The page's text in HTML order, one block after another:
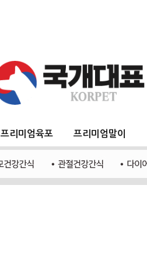
프리미엄육포 프리미엄말이